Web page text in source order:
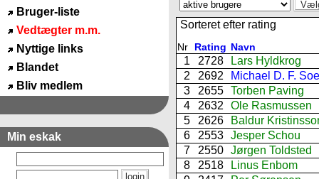
Bruger-liste
Vedtægter m.m.
Nyttige links
Blandet
Bliv medlem
Min eskak
Sorteret efter rating
Nr Rating Navn
1 2728
Lars Hyldkrog
2
2692
Michael D. F.
3
2655 Torben Paving
4
2632
Ole Rasmussen
5
2626
Baldur
6
2553 Jesper Schou
7
2550 Jørgen Toldsted
8
2518
Linus Enbom